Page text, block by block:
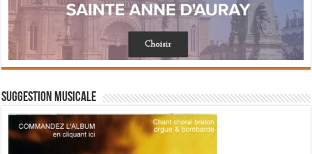
Suggestion musicale